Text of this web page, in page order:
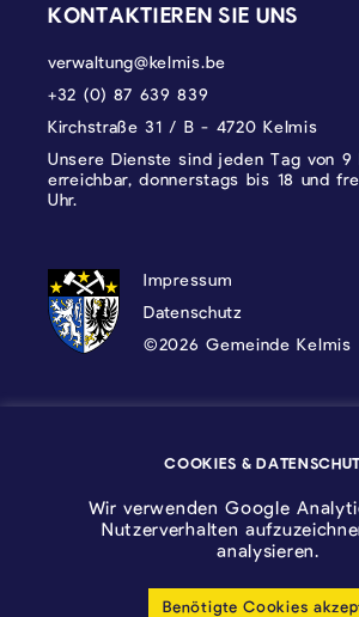
KONTAKTIEREN SIE UNS
verwaltung@kelmis.be
+32 (0) 87 639 839
Kirchstraße 31 / B - 4720 Kelmis
Unsere Dienste sind jeden Tag von 9
erreichbar, donnerstags bis 18 und
Uhr.
DATENSCHUTZ,
Impressum
Datenschutz
©2026 Gemeinde Kelmis
Cookie-Einstellungen anpassen
COOKIES &
Wir verwenden Google
Nutzerverhalten
analysieren.
Benötigte Cookies